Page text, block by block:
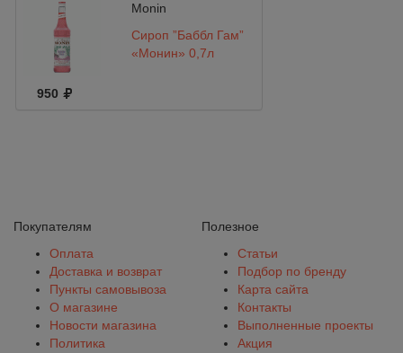
Monin
Сироп ”Баббл Гам”
«Монин» 0,7л
950
Покупателям
Оплата
Доставка и возврат
Пункты самовывоза
О магазине
Новости магазина
Политика
Полезное
Статьи
Подбор по бренду
Карта сайта
Контакты
Выполненные проекты
Акция